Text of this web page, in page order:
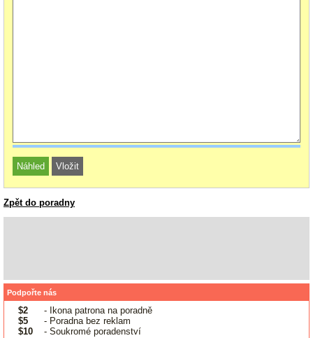
Zpět do poradny
Podpořte nás
$2
- Ikona patrona na poradně
$5
- Poradna bez reklam
$10
- Soukromé poradenství